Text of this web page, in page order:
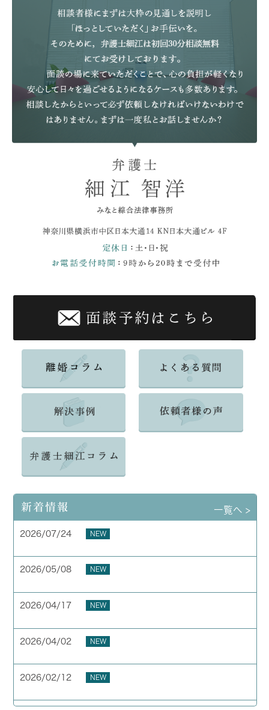
新着情報 一覧へ >
2026/07/24 NEW
2026/05/08 NEW
2026/04/17 NEW
2026/04/02 NEW
2026/02/12 NEW